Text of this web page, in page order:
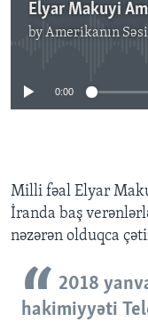
Elyar Makuyi
byAmerikanın Səsi
0:00
Milli fəal Elyar
İranda baş
nəzərən olduqca
2018
hakimiyyəti